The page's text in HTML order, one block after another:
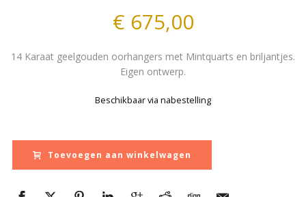
€ 675,00
14 Karaat geelgouden oorhangers met Mintquarts en briljantjes.
Eigen ontwerp.
Beschikbaar via nabestelling
Toevoegen aan winkelwagen